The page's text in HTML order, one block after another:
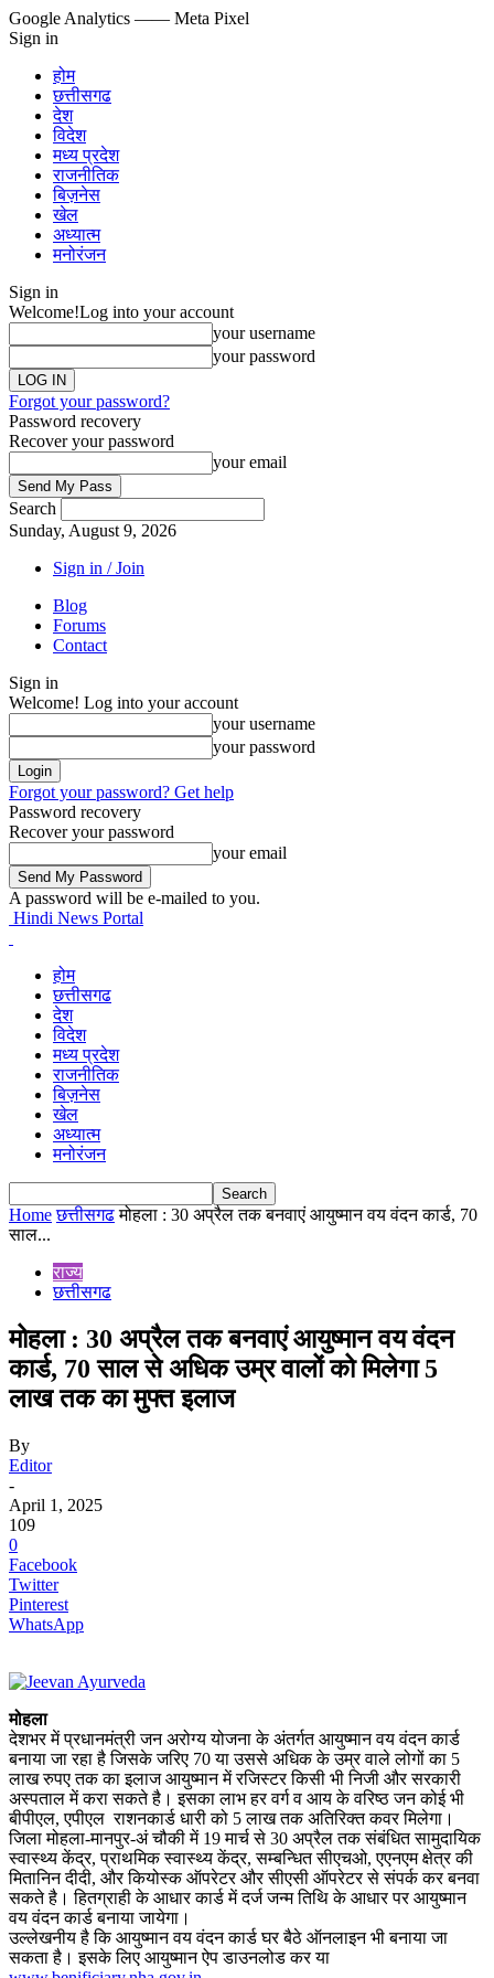
Google Analytics —— Meta Pixel
Sign in
होम
छत्तीसगढ
देश
विदेश
मध्य प्रदेश
राजनीतिक
बिज़नेस
खेल
अध्यात्म
मनोरंजन
Sign in
Welcome!Log into your account
your username
your password
Forgot your password?
Password recovery
Recover your password
your email
Search
Sunday, August 9, 2026
Sign in / Join
Blog
Forums
Contact
Sign in
Welcome! Log into your account
your username
your password
Forgot your password? Get help
Password recovery
Recover your password
your email
A password will be e-mailed to you.
Hindi News Portal
होम
छत्तीसगढ
देश
विदेश
मध्य प्रदेश
राजनीतिक
बिज़नेस
खेल
अध्यात्म
मनोरंजन
Home छत्तीसगढ मोहला : 30 अप्रैल तक बनवाएं आयुष्मान वय वंदन कार्ड, 70
साल...
राज्य
छत्तीसगढ
मोहला : 30 अप्रैल तक बनवाएं आयुष्मान वय वंदन
कार्ड, 70 साल से अधिक उम्र वालों को मिलेगा 5
लाख तक का मुफ्त इलाज
By
Editor
-
April 1, 2025
109
0
Facebook
Twitter
Pinterest
WhatsApp
मोहला
देशभर में प्रधानमंत्री जन अरोग्य योजना के अंतर्गत आयुष्मान वय वंदन कार्ड
बनाया जा रहा है जिसके जरिए 70 या उससे अधिक के उम्र वाले लोगों का 5
लाख रुपए तक का इलाज आयुष्मान में रजिस्टर किसी भी निजी और सरकारी
अस्पताल में करा सकते है। इसका लाभ हर वर्ग व आय के वरिष्ठ जन कोई भी
बीपीएल, एपीएल राशनकार्ड धारी को 5 लाख तक अतिरिक्त कवर मिलेगा।
जिला मोहला-मानपुर-अं चौकी में 19 मार्च से 30 अप्रैल तक संबंधित सामुदायिक
स्वास्थ्य केंद्र, प्राथमिक स्वास्थ्य केंद्र, सम्बन्धित सीएचओ, एएनएम क्षेत्र की
मितानिन दीदी, और कियोस्क ऑपरेटर और सीएसी ऑपरेटर से संपर्क कर बनवा
सकते है। हितग्राही के आधार कार्ड में दर्ज जन्म तिथि के आधार पर आयुष्मान
वय वंदन कार्ड बनाया जायेगा।
उल्लेखनीय है कि आयुष्मान वय वंदन कार्ड घर बैठे ऑनलाइन भी बनाया जा
सकता है। इसके लिए आयुष्मान ऐप डाउनलोड कर या